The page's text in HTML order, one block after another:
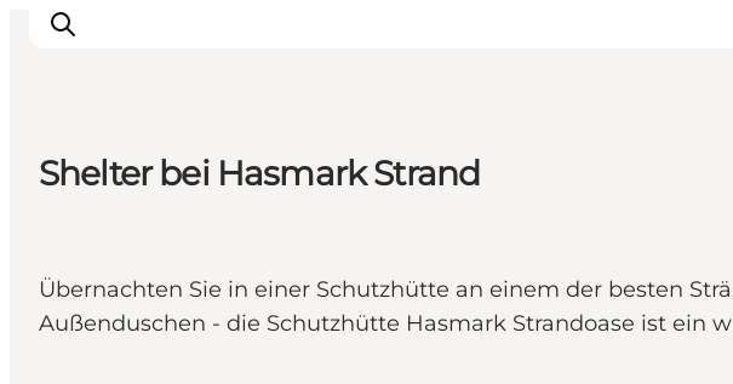
Essen und Trinken
Unterkünfte
Shelter bei Hasmark Strand
Übernachten Sie in einer Schutzhütte an einem der besten
Außenduschen - die Schutzhütte Hasmark Strandoase ist ein